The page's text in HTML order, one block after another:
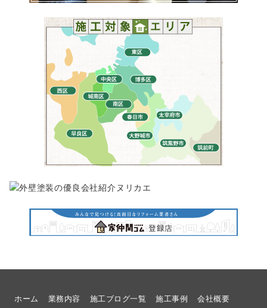
ホーム 業務内容 施工ブログ一覧 施工事例 会社概要